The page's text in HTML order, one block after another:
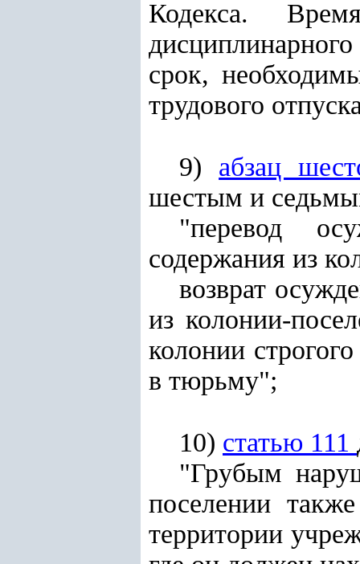
Кодекса.
срок,
трудового
9) абзац
шестым и
"перевод
содержания из
возврат
из колонии-
колонии
в тюрьму";
10) статью 111
"Грубым
поселении
территории